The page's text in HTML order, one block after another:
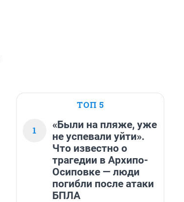
ТОП 5
1
«Были на пляже, уже
не успевали уйти».
Что известно о
трагедии в Архипо-
Осиповке — люди
погибли после атаки
БПЛА